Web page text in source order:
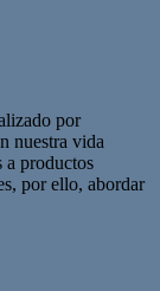
por
nuestra vida
a productos
por ello, abordar